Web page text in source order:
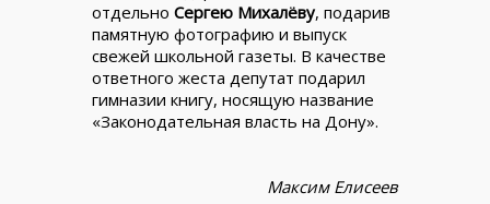
отдельно Сергею Михалёву, подарив
памятную фотографию и выпуск
свежей школьной газеты. В качестве
ответного жеста депутат подарил
гимназии книгу, носящую название
«Законодательная власть на Дону».
Максим Елисеев